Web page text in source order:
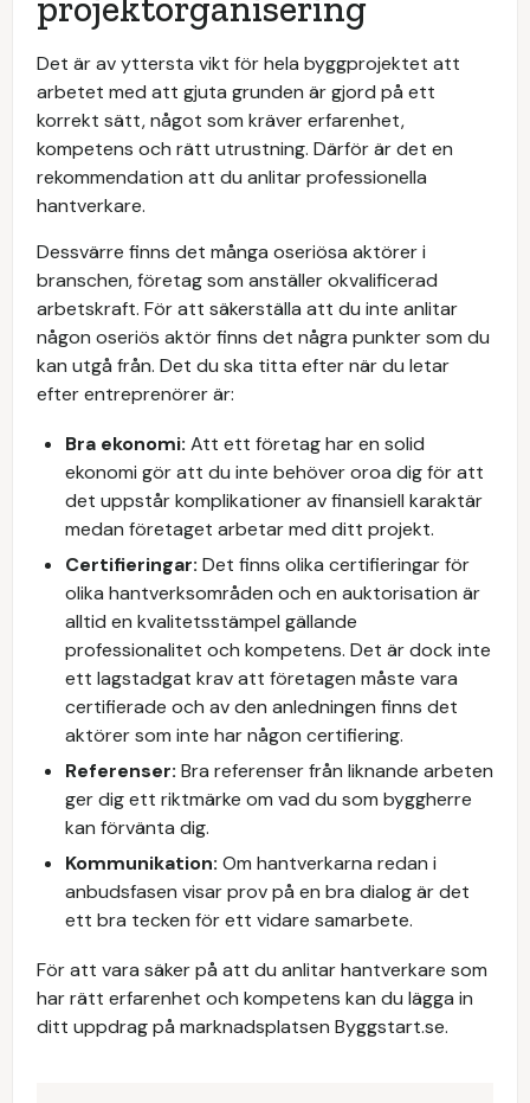
Det är av yttersta vikt för hela byggprojektet att
arbetet med att gjuta grunden är gjord på ett
korrekt sätt, något som kräver erfarenhet,
kompetens och rätt utrustning. Därför är det en
rekommendation att du anlitar professionella
hantverkare.
Dessvärre finns det många oseriösa aktörer i
branschen, företag som anställer okvalificerad
arbetskraft. För att säkerställa att du inte anlitar
någon oseriös aktör finns det några punkter som du
kan utgå från. Det du ska titta efter när du letar
efter entreprenörer är:
Bra ekonomi: Att ett företag har en solid
ekonomi gör att du inte behöver oroa dig för att
det uppstår komplikationer av finansiell karaktär
medan företaget arbetar med ditt projekt.
Certifieringar: Det finns olika certifieringar för
olika hantverksområden och en auktorisation är
alltid en kvalitetsstämpel gällande
professionalitet och kompetens. Det är dock inte
ett lagstadgat krav att företagen måste vara
certifierade och av den anledningen finns det
aktörer som inte har någon certifiering.
Referenser: Bra referenser från liknande arbeten
ger dig ett riktmärke om vad du som byggherre
kan förvänta dig.
Kommunikation: Om hantverkarna redan i
anbudsfasen visar prov på en bra dialog är det
ett bra tecken för ett vidare samarbete.
För att vara säker på att du anlitar hantverkare som
har rätt erfarenhet och kompetens kan du lägga in
ditt uppdrag på marknadsplatsen Byggstart.se.